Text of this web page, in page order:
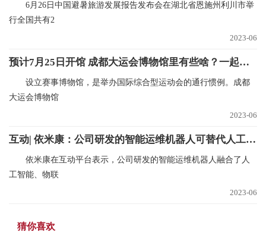
6月26日中国避暑旅游发展报告发布会在湖北省恩施州利川市举
行全国共有2
2023-06
预计7月25日开馆 成都大运会博物馆里有些啥？一起来看-全球快资讯
设立赛事博物馆，是举办国际综合型运动会的通行惯例。成都
大运会博物馆
2023-06
互动| 依米康：公司研发的智能运维机器人可替代人工完成数据中心日常工作 当前热文
依米康在互动平台表示，公司研发的智能运维机器人融合了人
工智能、物联
2023-06
猜你喜欢